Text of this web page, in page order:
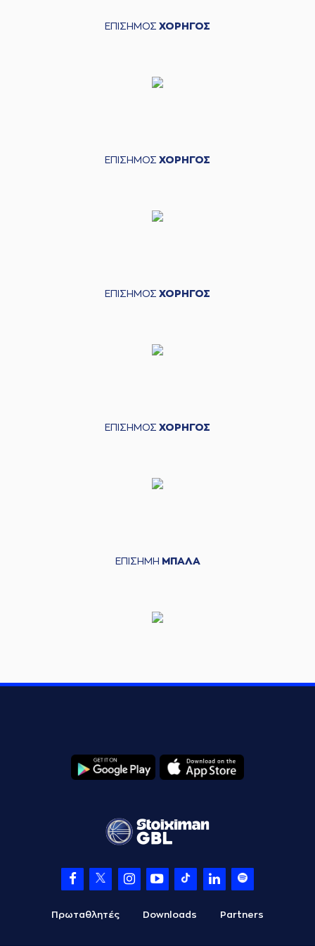
ΕΠΙΣΗΜΟΣ ΧΟΡΗΓΟΣ
ΕΠΙΣΗΜΟΣ ΧΟΡΗΓΟΣ
ΕΠΙΣΗΜΟΣ ΧΟΡΗΓΟΣ
ΕΠΙΣΗΜΟΣ ΧΟΡΗΓΟΣ
ΕΠΙΣΗΜΗ ΜΠΑΛΑ
Πρωταθλητές Downloads Partners